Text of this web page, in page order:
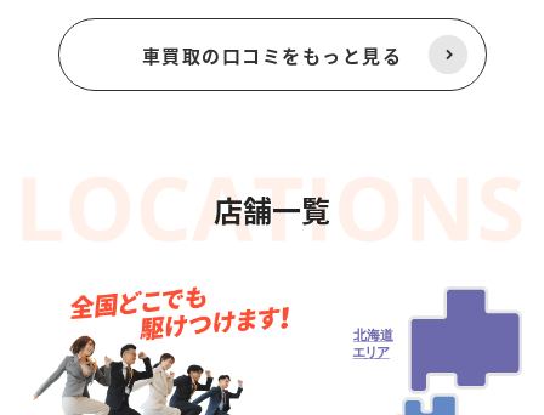
車買取の口コミをもっと見る
店舗一覧
北海道
エリア